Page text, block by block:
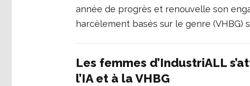
année de progrès et renouvelle son
harcèlement basés sur le genre (VHBG)
Les femmes d’IndustriALL
l’IA et à la VHBG